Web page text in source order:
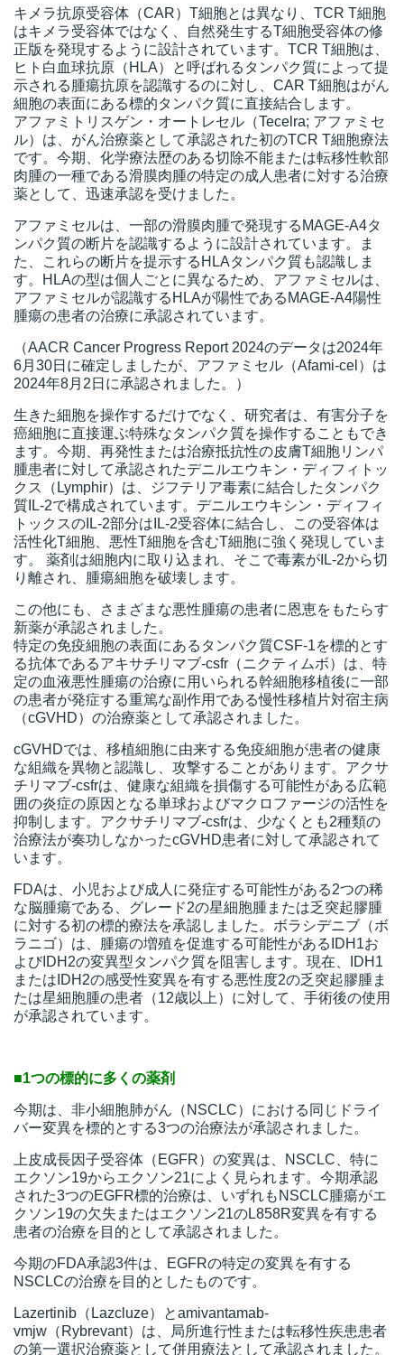
キメラ抗原受容体（CAR）T細胞とは異なり、TCR T細胞
はキメラ受容体ではなく、自然発生するT細胞受容体の修
正版を発現するように設計されています。TCR T細胞は、
ヒト白血球抗原（HLA）と呼ばれるタンパク質によって提
示される腫瘍抗原を認識するのに対し、CAR T細胞はがん
細胞の表面にある標的タンパク質に直接結合します。
アファミトリスゲン・オートレセル（Tecelra; アファミセ
ル）は、がん治療薬として承認された初のTCR T細胞療法
です。今期、化学療法歴のある切除不能または転移性軟部
肉腫の一種である滑膜肉腫の特定の成人患者に対する治療
薬として、迅速承認を受けました。
アファミセルは、一部の滑膜肉腫で発現するMAGE-A4タ
ンパク質の断片を認識するように設計されています。ま
た、これらの断片を提示するHLAタンパク質も認識しま
す。HLAの型は個人ごとに異なるため、アファミセルは、
アファミセルが認識するHLAが陽性であるMAGE-A4陽性
腫瘍の患者の治療に承認されています。
（AACR Cancer Progress Report 2024のデータは2024年
6月30日に確定しましたが、アファミセル（Afami-cel）は
2024年8月2日に承認されました。）
生きた細胞を操作するだけでなく、研究者は、有害分子を
癌細胞に直接運ぶ特殊なタンパク質を操作することもでき
ます。今期、再発性または治療抵抗性の皮膚T細胞リンパ
腫患者に対して承認されたデニルエウキン・ディフィトッ
クス（Lymphir）は、ジフテリア毒素に結合したタンパク
質IL-2で構成されています。デニルエウキシン・ディフィ
トックスのIL-2部分はIL-2受容体に結合し、この受容体は
活性化T細胞、悪性T細胞を含むT細胞に強く発現していま
す。 薬剤は細胞内に取り込まれ、そこで毒素がIL-2から切
り離され、腫瘍細胞を破壊します。
この他にも、さまざまな悪性腫瘍の患者に恩恵をもたらす
新薬が承認されました。
特定の免疫細胞の表面にあるタンパク質CSF-1を標的とす
る抗体であるアキサチリマブ-csfr（ニクティムボ）は、特
定の血液悪性腫瘍の治療に用いられる幹細胞移植後に一部
の患者が発症する重篤な副作用である慢性移植片対宿主病
（cGVHD）の治療薬として承認されました。
cGVHDでは、移植細胞に由来する免疫細胞が患者の健康
な組織を異物と認識し、攻撃することがあります。アクサ
チリマブ-csfrは、健康な組織を損傷する可能性がある広範
囲の炎症の原因となる単球およびマクロファージの活性を
抑制します。アクサチリマブ-csfrは、少なくとも2種類の
治療法が奏功しなかったcGVHD患者に対して承認されて
います。
FDAは、小児および成人に発症する可能性がある2つの稀
な脳腫瘍である、グレード2の星細胞腫または乏突起膠腫
に対する初の標的療法を承認しました。ボラシデニブ（ボ
ラニゴ）は、腫瘍の増殖を促進する可能性があるIDH1お
よびIDH2の変異型タンパク質を阻害します。現在、IDH1
またはIDH2の感受性変異を有する悪性度2の乏突起膠腫ま
たは星細胞腫の患者（12歳以上）に対して、手術後の使用
が承認されています。
■1つの標的に多くの薬剤
今期は、非小細胞肺がん（NSCLC）における同じドライ
バー変異を標的とする3つの治療法が承認されました。
上皮成長因子受容体（EGFR）の変異は、NSCLC、特に
エクソン19からエクソン21によく見られます。今期承認
された3つのEGFR標的治療は、いずれもNSCLC腫瘍がエ
クソン19の欠失またはエクソン21のL858R変異を有する
患者の治療を目的として承認されました。
今期のFDA承認3件は、EGFRの特定の変異を有する
NSCLCの治療を目的としたものです。
Lazertinib（Lazcluze）とamivantamab-
vmjw（Rybrevant）は、局所進行性または転移性疾患患者
の第一選択治療薬として併用療法として承認されました。